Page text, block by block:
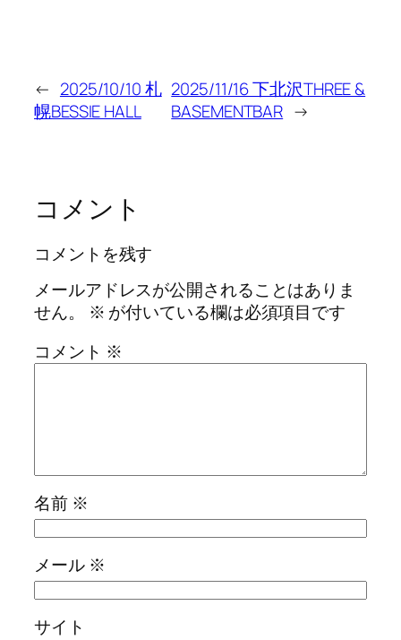
← 2025/10/10 札
幌BESSIE HALL
2025/11/16 下北沢THREE &
BASEMENTBAR →
コメント
コメントを残す
メールアドレスが公開されることはありま
せん。
※ が付いている欄は必須項目です
コメント ※
名前 ※
メール ※
サイト